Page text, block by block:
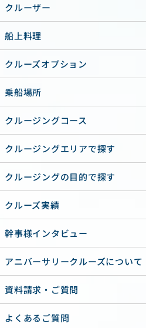
クルーザー
船上料理
クルーズオプション
乗船場所
クルージングコース
クルージングエリアで探す
クルージングの目的で探す
クルーズ実績
幹事様インタビュー
アニバーサリークルーズについて
資料請求・ご質問
よくあるご質問